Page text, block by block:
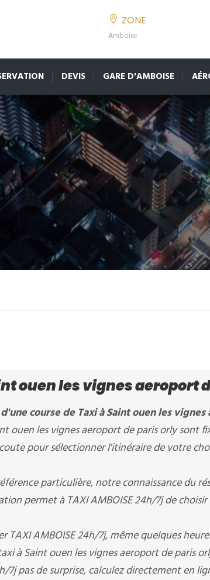
ZONE
Amboise
DEVIS GARE D'AMBOISE
ouen les vignes aeroport
course de Taxi à Saint ouen les
ouen les vignes aeroport de paris orly sont
pour sélectionner l'itinéraire de votre
particulière, notre connaissance du
permet à TAXI AMBOISE 24h/7j de
TAXI AMBOISE 24h/7j, même quelques
à Saint ouen les vignes aeroport de paris
7j pas de surprise, calculez directement en